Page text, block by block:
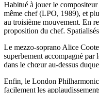
Habitué à jouer le
même chef (LPO, 1989), et
au troisième mouvement. En
proposition du chef.
Le mezzo-soprano Alice
superbement accompagné
dans le chœur au-dessus
Enfin, le London Philharmonic
facilement les